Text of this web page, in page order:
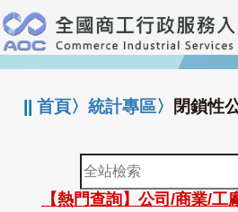
跳
到
主
要
:::
||首頁〉統計專區〉 閉鎖性
全
站
檢
【熱門查詢】公司/商業/工